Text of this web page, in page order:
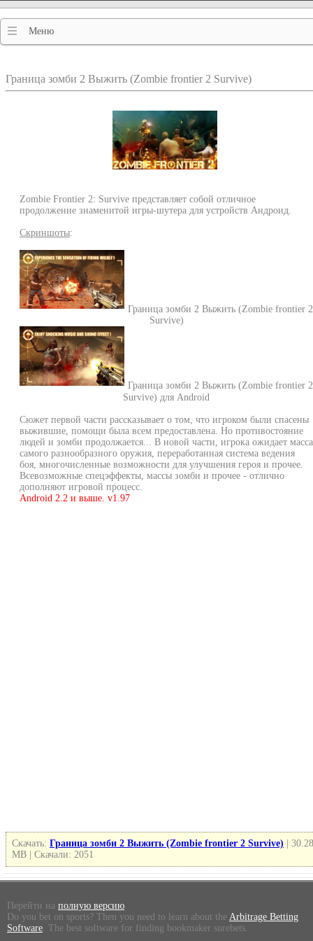
Меню
Граница зомби 2 Выжить (Zombie frontier 2 Survive)
Zombie Frontier 2: Survive представляет собой отличное
продолжение знаменитой игры-шутера для устройств Андроид.
Скриншоты:
Граница зомби 2 Выжить (Zombie frontier 2
Survive)
Граница зомби 2 Выжить (Zombie frontier 2
Survive) для Android
Сюжет первой части рассказывает о том, что игроком были спасены
выжившие, помощи была всем предоставлена. Но противостояние
людей и зомби продолжается... В новой части, игрока ожидает масса
самого разнообразного оружия, переработанная система ведения
боя, многочисленные возможности для улучшения героя и прочее.
Всевозможные спецэффекты, массы зомби и прочее - отлично
дополняют игровой процесс.
Android 2.2 и выше. v1.97
Скачать: Граница зомби 2 Выжить (Zombie frontier 2 Survive) | 30.28
MB | Скачали: 2051
Перейти на полную версию.
Do you bet on sports? Then you need to learn about the Arbitrage Betting
Software. The best software for finding bookmaker surebets.